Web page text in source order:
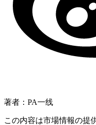
著者：PA一线
この内容は市場情報の提